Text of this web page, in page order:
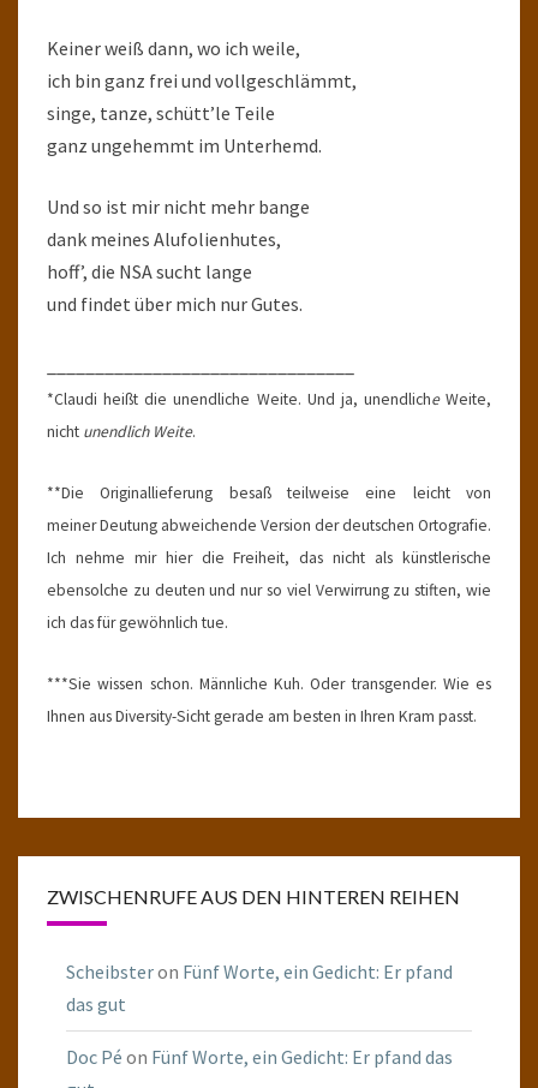
Keiner weiß dann, wo ich weile,
ich bin ganz frei und vollgeschlämmt,
singe, tanze, schütt’le Teile
ganz ungehemmt im Unterhemd.
Und so ist mir nicht mehr bange
dank meines Alufolienhutes,
hoff’, die NSA sucht lange
und findet über mich nur Gutes.
*Claudi heißt die unendliche Weite. Und ja, unendlicheWeite,
nicht unendlich Weite.
**Die Originallieferung besaß teilweise eine leicht von
meiner Deutung abweichende Version der deutschen Ortografie.
Ich nehme mir hier die Freiheit, das nicht als künstlerische
ebensolche zu deuten und nur so viel Verwirrung zu stiften, wie
ich das für gewöhnlich tue.
***Sie wissen schon. Männliche Kuh. Oder transgender. Wie es
Ihnen aus Diversity-Sicht gerade am besten in Ihren Kram passt.
ZWISCHENRUFE AUS DEN HINTEREN REIHEN
Scheibsteron Fünf Worte, ein Gedicht: Er pfand
das gut
Doc Pé on Fünf Worte, ein Gedicht: Er pfand das